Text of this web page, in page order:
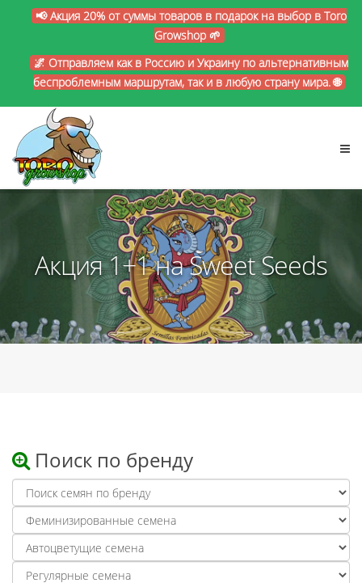
📢 Акция 20% от суммы товаров в подарок на выбор в Toro
Growshop 🌱
🌌 Отправляем как в Россию и Украину по альтернативным
беспроблемным маршрутам, так и в любую страну мира. 🌐
Акция 1+1 на Sweet Seeds
Поиск по бренду